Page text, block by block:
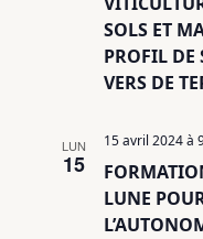
SOLS ET
PROFIL DE
VERS DE
LUN
15
LUNE
15 avril 2024 à